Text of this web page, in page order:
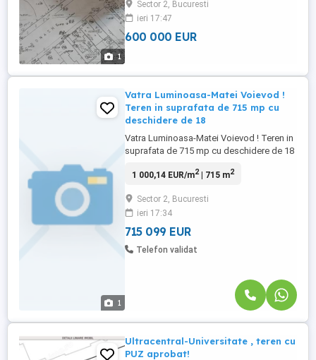
1
toate utilitățile, Certificat urbanism
2025,pentru construcție P+4E,NU DORIM
colaborare sau Apartamente,etc! PREȚ
Sector 2, Bucuresti
ieri 17:47
600 000 EUR
1
Vatra Luminoasa-Matei Voievod !
Teren in suprafata de 715 mp cu
deschidere de 18
Vatra Luminoasa-Matei Voievod ! Teren in
suprafata de 715 mp cu deschidere de 18
CUT 1.57 si POT 45%
1 000,14 EUR/m2| 715 m2
Sector 2, Bucuresti
ieri 17:34
715 099 EUR
Telefon validat
Ultracentral-Universitate , teren cu
PUZ aprobat!